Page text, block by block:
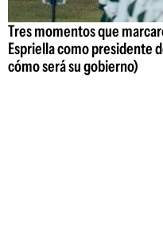
Tres momentos que
Espriella como presidente
cómo será su gobierno)